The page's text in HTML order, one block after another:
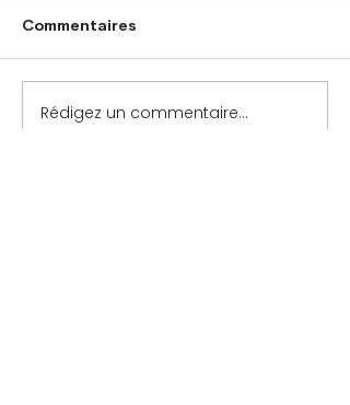
Commentaires
Rédigez un commentaire...